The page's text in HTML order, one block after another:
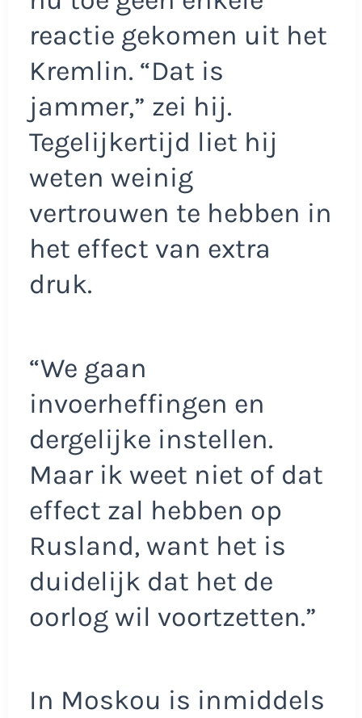
reactie gekomen uit het
Kremlin. “Dat is
jammer,” zei hij.
Tegelijkertijd liet hij
weten weinig
vertrouwen te hebben in
het effect van extra
druk.
“We gaan
invoerheffingen en
dergelijke instellen.
Maar ik weet niet of dat
effect zal hebben op
Rusland, want het is
duidelijk dat het de
oorlog wil voortzetten.”
In Moskou is inmiddels